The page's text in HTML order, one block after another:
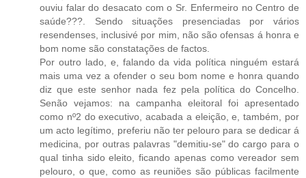
ouviu falar do desacato com o Sr. Enfermeiro no Centro de
saúde???. Sendo situações presenciadas por vários
resendenses, inclusivé por mim, não são ofensas á honra e
bom nome são constatações de factos.
Por outro lado, e, falando da vida política ninguém estará
mais uma vez a ofender o seu bom nome e honra quando
diz que este senhor nada fez pela política do Concelho.
Senão vejamos: na campanha eleitoral foi apresentado
como nº2 do executivo, acabada a eleição, e, também, por
um acto legítimo, preferiu não ter pelouro para se dedicar á
medicina, por outras palavras "demitiu-se" do cargo para o
qual tinha sido eleito, ficando apenas como vereador sem
pelouro, o que, como as reuniões são públicas facilmente